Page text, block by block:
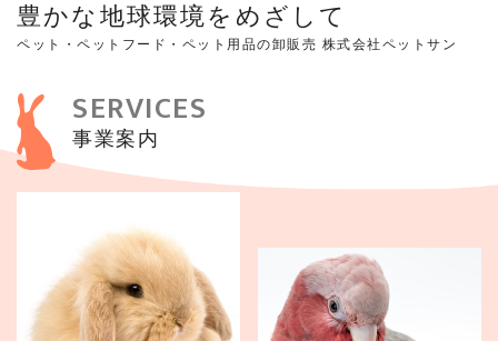
豊かな地球環境をめざして
ペット・ペットフード・ペット用品の卸販売 株式会社ペットサン
SERVICES
事業案内